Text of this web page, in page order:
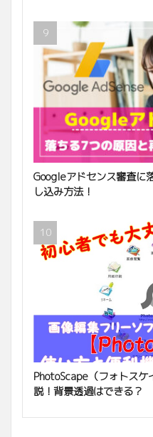
Googleアドセンス審査に
し込み方法！
PhotoScape（フォトス
説！背景透過はできる？